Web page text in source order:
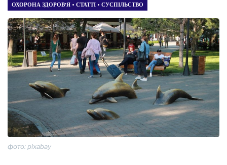
ОХОРОНА ЗДОРОВ’Я • СТАТТІ • СУСПІЛЬСТВО
фото: pixabay